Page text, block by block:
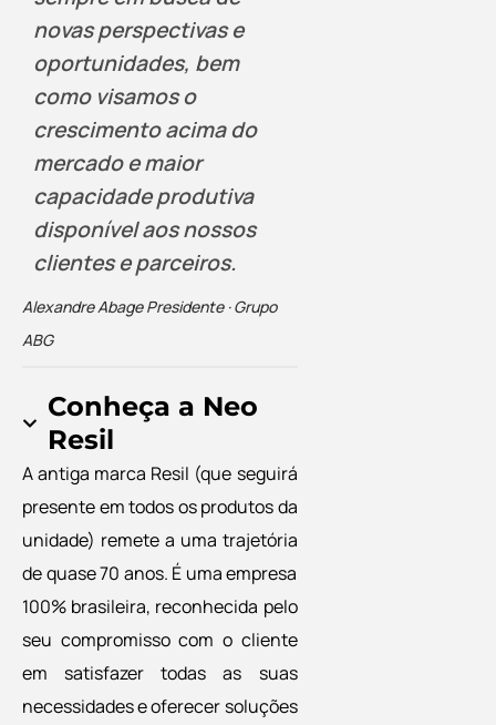
novas perspectivas e
oportunidades, bem
como visamos o
crescimento acima do
mercado e maior
capacidade produtiva
disponível aos nossos
clientes e parceiros.
Alexandre Abage Presidente · Grupo
ABG
Conheça a Neo
Resil
A antiga marca Resil (que seguirá
presente em todos os produtos da
unidade) remete a uma trajetória
de quase 70 anos. É uma empresa
100% brasileira, reconhecida pelo
seu compromisso com o cliente
em satisfazer todas as suas
necessidades e oferecer soluções